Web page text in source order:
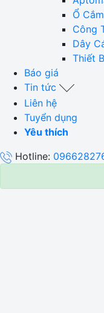
Ổ Cắm
Công
Dây
Thiết
Báo giá
Tin tức
Liên hệ
Tuyển dụng
Yêu thích
Hotline: